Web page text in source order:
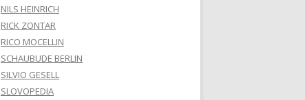
NILS HEINRICH
RICK ZONTAR
RICO MOCELLIN
SCHAUBUDE BERLIN
SILVIO GESELL
SLOVOPEDIA